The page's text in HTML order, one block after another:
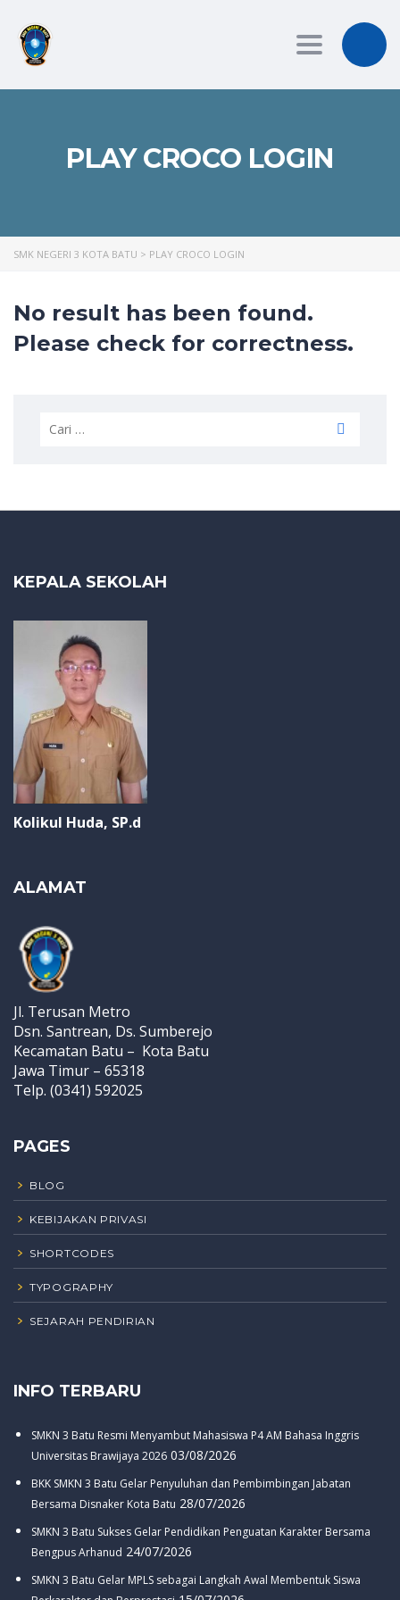
Toggle
PLAY CROCO LOGIN
SMK NEGERI 3 KOTA BATU > PLAY CROCO LOGIN
No result has been found.
Please check for correctness.
Cari
KEPALA SEKOLAH
Kolikul Huda, SP.d
ALAMAT
Jl. Terusan Metro
Dsn. Santrean, Ds. Sumberejo
Kecamatan Batu – Kota Batu
Jawa Timur – 65318
Telp. (0341) 592025
PAGES
BLOG
KEBIJAKAN PRIVASI
SHORTCODES
TYPOGRAPHY
SEJARAH PENDIRIAN
INFO TERBARU
SMKN 3 Batu Resmi Menyambut Mahasiswa P4 AM Bahasa Inggris
Universitas Brawijaya 2026 03/08/2026
BKK SMKN 3 Batu Gelar Penyuluhan dan Pembimbingan Jabatan
Bersama Disnaker Kota Batu 28/07/2026
SMKN 3 Batu Sukses Gelar Pendidikan Penguatan Karakter Bersama
Bengpus Arhanud 24/07/2026
SMKN 3 Batu Gelar MPLS sebagai Langkah Awal Membentuk Siswa